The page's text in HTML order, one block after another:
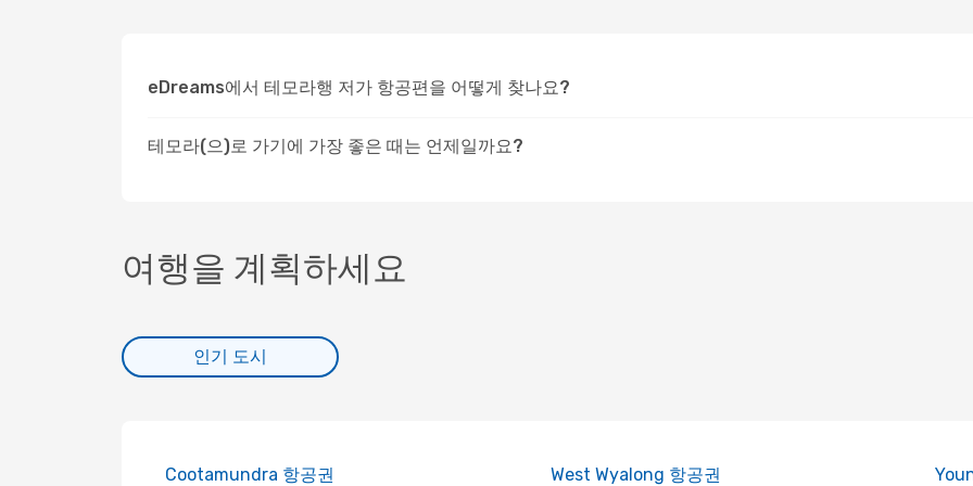
eDreams에서 테모라행 저가 항공편을 어떻게 찾나요?
테모라(으)로 가기에 가장 좋은 때는 언제일까요?
여행을 계획하세요
인기 도시
Cootamundra 항공권 West Wyalong 항공권